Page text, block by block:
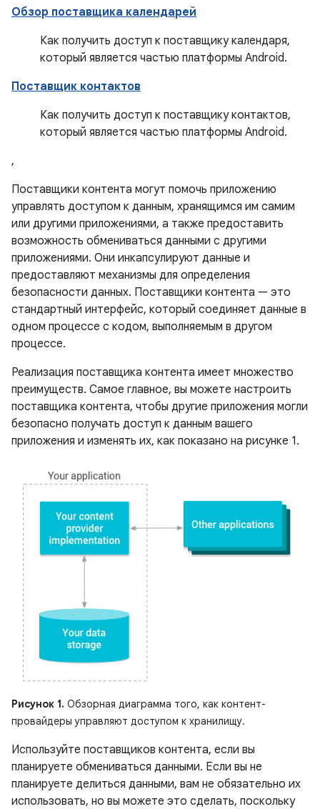
Обзор поставщика календарей
Как получить доступ к поставщику календаря,
который является частью платформы Android.
Поставщик контактов
Как получить доступ к поставщику контактов,
который является частью платформы Android.
,
Поставщики контента могут помочь приложению
управлять доступом к данным, хранящимся им самим
или другими приложениями, а также предоставить
возможность обмениваться данными с другими
приложениями. Они инкапсулируют данные и
предоставляют механизмы для определения
безопасности данных. Поставщики контента — это
стандартный интерфейс, который соединяет данные в
одном процессе с кодом, выполняемым в другом
процессе.
Реализация поставщика контента имеет множество
преимуществ. Самое главное, вы можете настроить
поставщика контента, чтобы другие приложения могли
безопасно получать доступ к данным вашего
приложения и изменять их, как показано на рисунке 1.
Рисунок 1. Обзорная диаграмма того, как контент-
провайдеры управляют доступом к хранилищу.
Используйте поставщиков контента, если вы
планируете обмениваться данными. Если вы не
планируете делиться данными, вам не обязательно их
использовать, но вы можете это сделать, поскольку